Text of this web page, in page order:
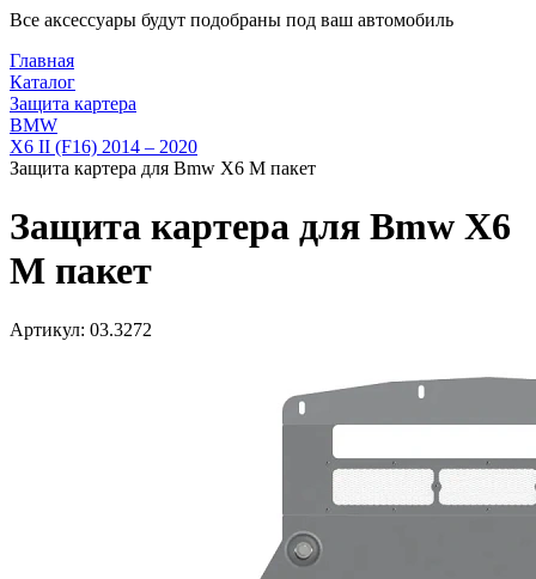
Все аксессуары будут подобраны под ваш автомобиль
Главная
Каталог
Защита картера
BMW
X6 II (F16) 2014 – 2020
Защита картера для Bmw X6 M пакет
Защита картера для Bmw X6
M пакет
Артикул: 03.3272